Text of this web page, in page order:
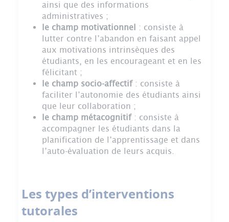
ainsi que des informations
administratives ;
le champ motivationnel : consiste à
lutter contre l’abandon en faisant appel
aux motivations intrinsèques des
étudiants, en les encourageant et en les
félicitant ;
le champ socio-affectif: consiste à
faciliter l’autonomie des étudiants ainsi
que leur collaboration ;
le champ métacognitif: consiste à
accompagner les étudiants dans la
planification de l’apprentissage et dans
l’auto-évaluation de leurs acquis.
Les types d’interventions
tutorales